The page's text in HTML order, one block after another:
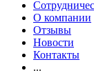
О компании
Отзывы
Новости
Контакты
...